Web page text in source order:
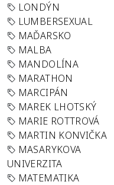
LONDÝN
LUMBERSEXUAL
MAĎARSKO
MALBA
MANDOLÍNA
MARATHON
MARCIPÁN
MAREK LHOTSKÝ
MARIE ROTTROVÁ
MARTIN KONVIČKA
MASARYKOVA
UNIVERZITA
MATEMATIKA